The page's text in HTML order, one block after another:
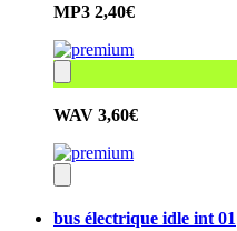
MP3 2,40€
WAV 3,60€
bus électrique idle int 01